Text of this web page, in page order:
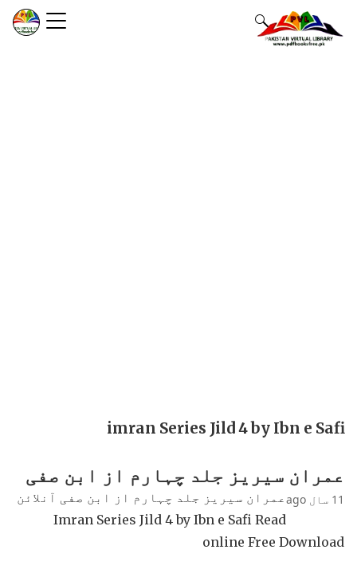
imran Series Jild 4 by Ibn e Safi
عمران سیریز جلد چہارم از ابن صفی
11 سال ago
عمران سیریز جلد چہارم از ابن صفی آنلائن
Imran Series Jild 4 by Ibn e Safi Read
online Free Download